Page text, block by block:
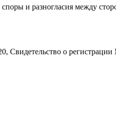
и разногласия между
Свидетельство о